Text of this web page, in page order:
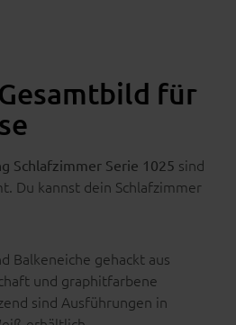
für
Schlafzimmer Serie 1025 sind
Du kannst dein Schlafzimmer
Balkeneiche gehackt aus
und graphitfarbene
sind Ausführungen in